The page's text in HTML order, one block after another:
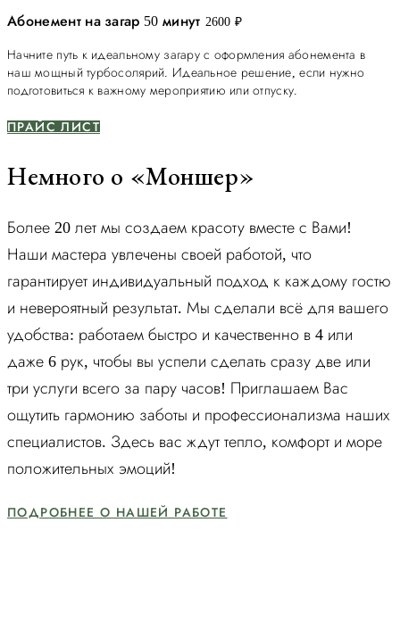
Абонемент на загар 50 минут 2600 ₽
Начните путь к идеальному загару с оформления абонемента в
наш мощный турбосолярий. Идеальное решение, если нужно
подготовиться к важному мероприятию или отпуску.
ПРАЙС ЛИСТ
Немного о «Моншер»
Более 20 лет мы создаем красоту вместе с Вами!
Наши мастера увлечены своей работой, что
гарантирует индивидуальный подход к каждому гостю
и невероятный результат. Мы сделали всё для вашего
удобства: работаем быстро и качественно в 4 или
даже 6 рук, чтобы вы успели сделать сразу две или
три услуги всего за пару часов! Приглашаем Вас
ощутить гармонию заботы и профессионализма наших
специалистов. Здесь вас ждут тепло, комфорт и море
положительных эмоций!
ПОДРОБНЕЕ О НАШЕЙ РАБОТЕ